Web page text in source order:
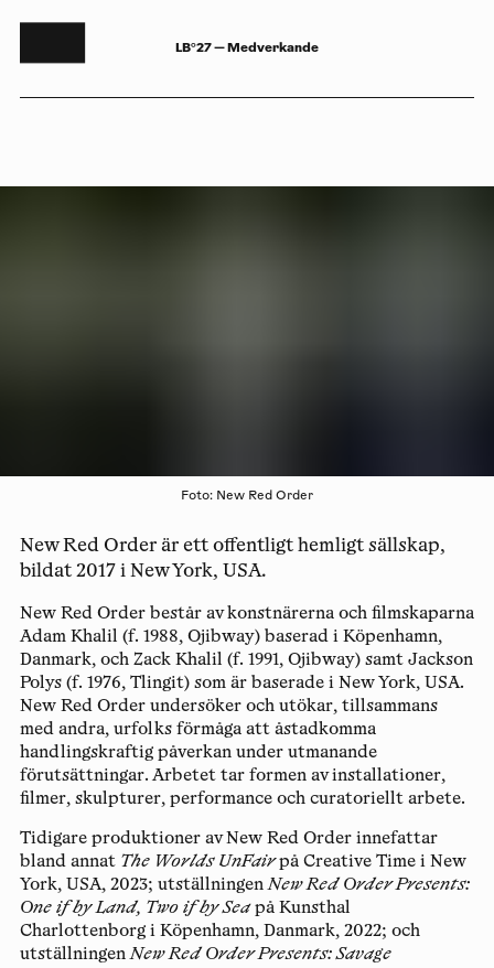
LB°27 — Medverkande
Foto: New Red Order
New Red Order är ett offentligt hemligt sällskap,
bildat 2017 i New York, USA.
New Red Order består av konstnärerna och filmskaparna
Adam Khalil (f. 1988, Ojibway) baserad i Köpenhamn,
Danmark, och Zack Khalil (f. 1991, Ojibway) samt Jackson
Polys (f. 1976, Tlingit) som är baserade i New York, USA.
New Red Order undersöker och utökar, tillsammans
med andra, urfolks förmåga att åstadkomma
handlingskraftig påverkan under utmanande
förutsättningar. Arbetet tar formen av installationer,
filmer, skulpturer, performance och curatoriellt arbete.
Tidigare produktioner av New Red Order innefattar
bland annat The Worlds UnFairpå Creative Time i New
York, USA, 2023; utställningenNew Red Order Presents:
One if by Land, Two if by Seapå Kunsthal
Charlottenborg i Köpenhamn, Danmark, 2022; och
utställningenNew Red Order Presents: Savage